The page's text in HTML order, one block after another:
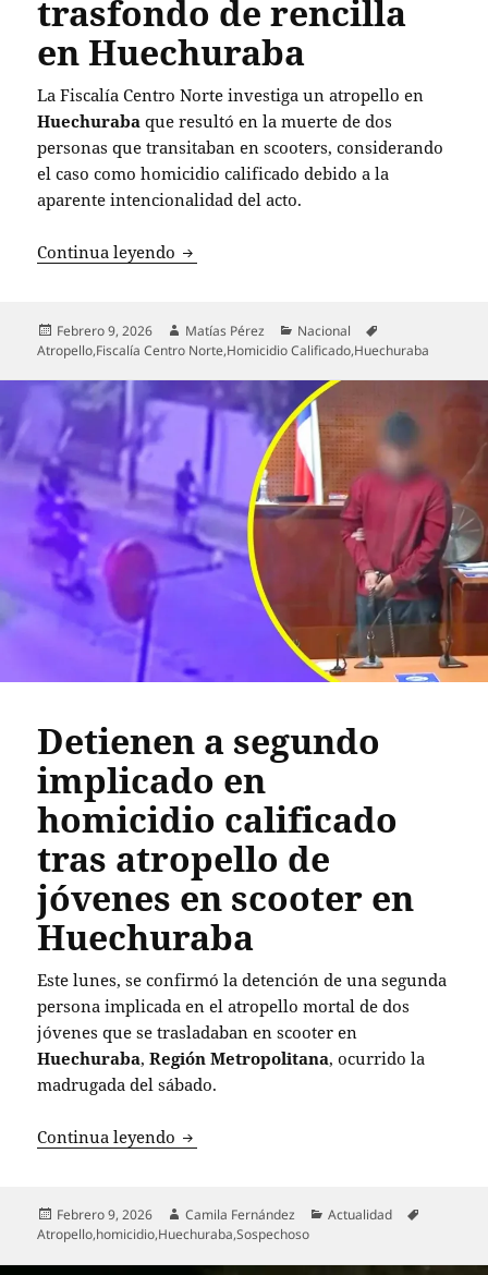
trasfondo de rencilla
en Huechuraba
La Fiscalía Centro Norte investiga un atropello en
Huechuraba que resultó en la muerte de dos
personas que transitaban en scooters, considerando
el caso como homicidio calificado debido a la
aparente intencionalidad del acto.
Continua leyendo Homicidio calificado tras fatal
Publicado
el
Febrero 9, 2026 Autor
Matías Pérez Categorías
Nacional
Atropello,Fiscalía Centro Norte,Homicidio Calificado,Huechuraba
Detienen a segundo
implicado en
homicidio calificado
tras atropello de
jóvenes en scooter en
Huechuraba
Este lunes, se confirmó la detención de una segunda
persona implicada en el atropello mortal de dos
jóvenes que se trasladaban en scooter en
Huechuraba,Región Metropolitana, ocurrido la
madrugada del sábado.
Continua leyendo Detienen a segundo implicado en
Publicado
el
Febrero 9, 2026 Autor
Camila Fernández Categorías
Actualidad
Atropello,homicidio,Huechuraba,Sospechoso